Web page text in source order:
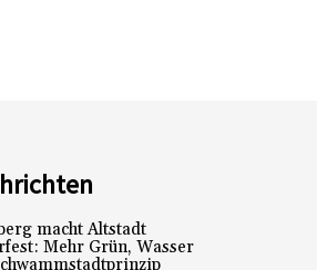
macht Altstadt
Mehr Grün, Wasser